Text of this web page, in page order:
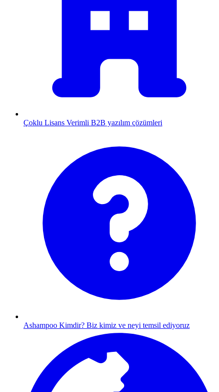
Çoklu Lisans Verimli B2B yazılım çözümleri
Ashampoo Kimdir? Biz kimiz ve neyi temsil ediyoruz